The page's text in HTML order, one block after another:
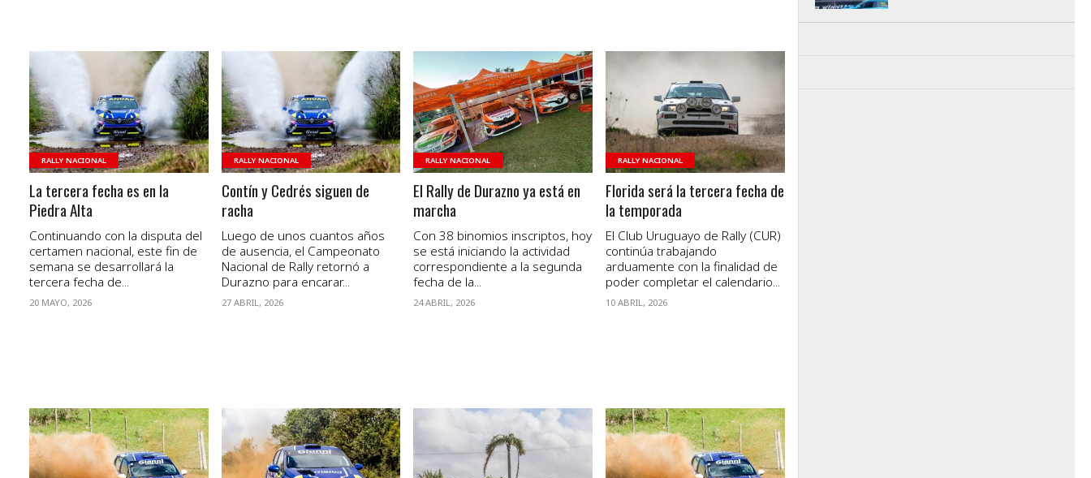
VER NOTA
RALLY NACIONAL
La tercera fecha es en la
Piedra Alta
Continuando con la disputa del
certamen nacional, este fin de
semana se desarrollará la
tercera fecha de...
20 MAYO, 2026
VER NOTA
RALLY NACIONAL
Contín y Cedrés siguen de
racha
Luego de unos cuantos años
de ausencia, el Campeonato
Nacional de Rally retornó a
Durazno para encarar...
27 ABRIL, 2026
VER NOTA
RALLY NACIONAL
El Rally de Durazno ya está en
marcha
Con 38 binomios inscriptos, hoy
se está iniciando la actividad
correspondiente a la segunda
fecha de la...
24 ABRIL, 2026
VER NOTA
RALLY NACIONAL
Florida será la tercera fecha de
la temporada
El Club Uruguayo de Rally (CUR)
continúa trabajando
arduamente con la finalidad de
poder completar el calendario...
10 ABRIL, 2026
VER NOTA VER NOTA VER NOTA VER NOTA